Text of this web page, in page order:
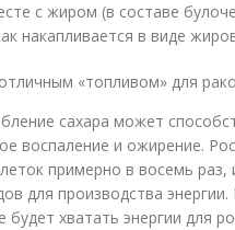
с жиром (в составе
накапливается в виде
«топливом» для
сахара может
воспаление и ожирение.
примерно в восемь раз,
для производства
хватать энергии для